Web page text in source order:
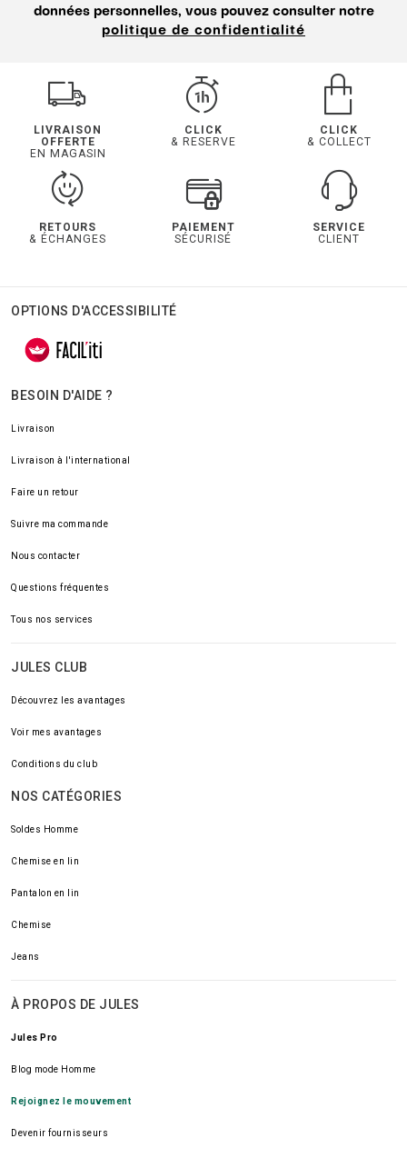
données personnelles, vous pouvez consulter notre
politique de confidentialité
LIVRAISON
OFFERTE
EN MAGASIN
CLICK
& RESERVE
CLICK
& COLLECT
RETOURS
& ÉCHANGES
PAIEMENT
SÉCURISÉ
SERVICE
CLIENT
OPTIONS D'ACCESSIBILITÉ
BESOIN D'AIDE ?
Livraison
Livraison à l'international
Faire un retour
Suivre ma commande
Nous contacter
Questions fréquentes
Tous nos services
JULES CLUB
Découvrez les avantages
Voir mes avantages
Conditions du club
NOS CATÉGORIES
Soldes Homme
Chemise en lin
Pantalon en lin
Chemise
Jeans
À PROPOS DE JULES
Jules Pro
Blog mode Homme
Rejoignez le mouvement
Devenir fournisseurs